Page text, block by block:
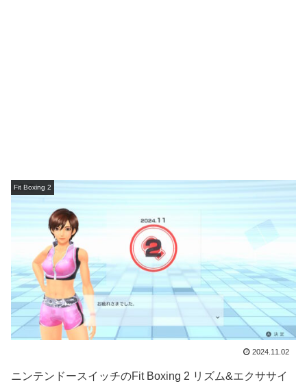
Fit Boxing 2
2024.11.02
ニンテンドースイッチのFit Boxing 2 リズム&エクササイ